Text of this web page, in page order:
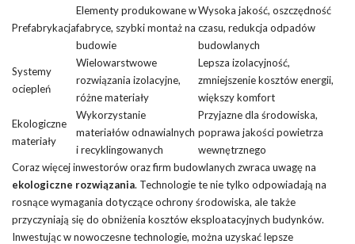
Prefabrykacja
Elementy produkowane w
fabryce, szybki montaż na
budowie
Wysoka jakość, oszczędność
czasu, redukcja odpadów
budowlanych
Systemy
ociepleń
Wielowarstwowe
rozwiązania izolacyjne,
różne materiały
Lepsza izolacyjność,
zmniejszenie kosztów energii,
większy komfort
Ekologiczne
materiały
Wykorzystanie
materiałów odnawialnych
i recyklingowanych
Przyjazne dla środowiska,
poprawa jakości powietrza
wewnętrznego
Coraz więcej inwestorów oraz firm budowlanych zwraca uwagę na
ekologiczne rozwiązania. Technologie te nie tylko odpowiadają na
rosnące wymagania dotyczące ochrony środowiska, ale także
przyczyniają się do obniżenia kosztów eksploatacyjnych budynków.
Inwestując w nowoczesne technologie, można uzyskać lepsze